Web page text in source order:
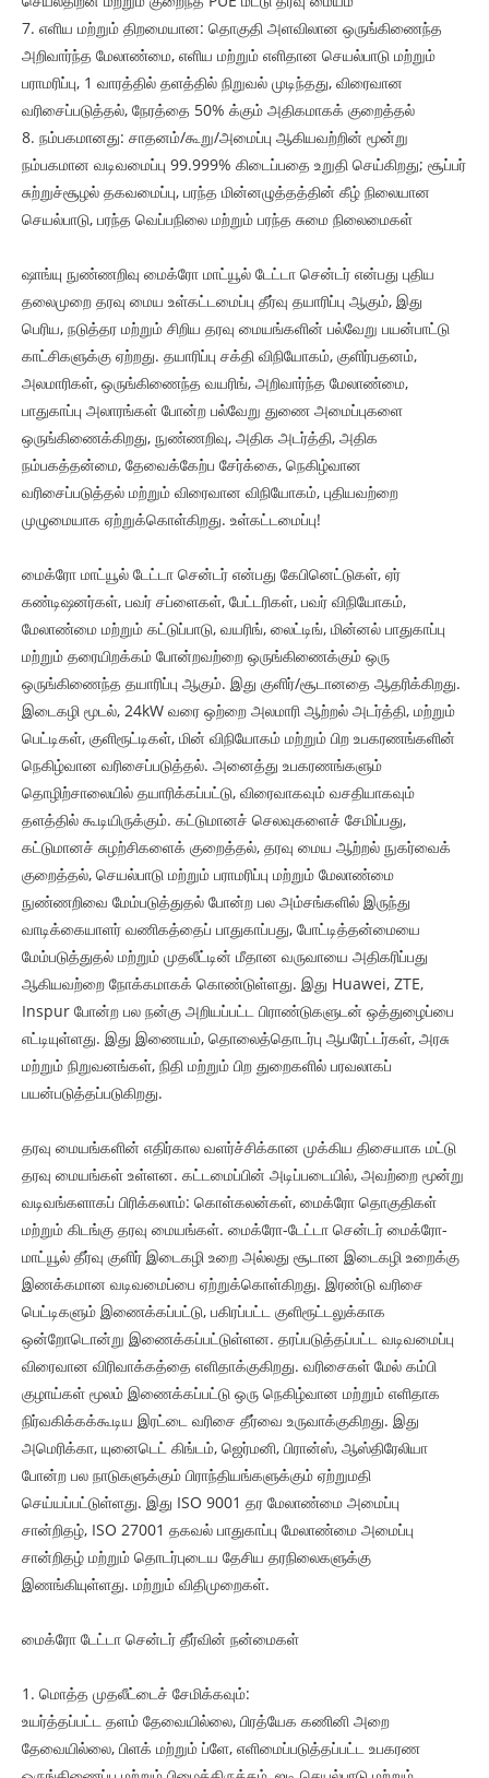
7. எளிய மற்றும் திறமையான: தொகுதி அளவிலான ஒருங்கிணைந்த
அறிவார்ந்த மேலாண்மை, எளிய மற்றும் எளிதான செயல்பாடு மற்றும்
பராமரிப்பு, 1 வாரத்தில் தளத்தில் நிறுவல் முடிந்தது, விரைவான
வரிசைப்படுத்தல், நேரத்தை 50% க்கும் அதிகமாகக் குறைத்தல்
8. நம்பகமானது: சாதனம்/கூறு/அமைப்பு ஆகியவற்றின் மூன்று
நம்பகமான வடிவமைப்பு 99.999% கிடைப்பதை உறுதி செய்கிறது; சூப்பர்
சுற்றுச்சூழல் தகவமைப்பு, பரந்த மின்னழுத்தத்தின் கீழ் நிலையான
செயல்பாடு, பரந்த வெப்பநிலை மற்றும் பரந்த சுமை நிலைமைகள்
ஷாங்யு நுண்ணறிவு மைக்ரோ மாட்யூல் டேட்டா சென்டர் என்பது புதிய
தலைமுறை தரவு மைய உள்கட்டமைப்பு தீர்வு தயாரிப்பு ஆகும், இது
பெரிய, நடுத்தர மற்றும் சிறிய தரவு மையங்களின் பல்வேறு பயன்பாட்டு
காட்சிகளுக்கு ஏற்றது. தயாரிப்பு சக்தி விநியோகம், குளிர்பதனம்,
அலமாரிகள், ஒருங்கிணைந்த வயரிங், அறிவார்ந்த மேலாண்மை,
பாதுகாப்பு அலாரங்கள் போன்ற பல்வேறு துணை அமைப்புகளை
ஒருங்கிணைக்கிறது, நுண்ணறிவு, அதிக அடர்த்தி, அதிக
நம்பகத்தன்மை, தேவைக்கேற்ப சேர்க்கை, நெகிழ்வான
வரிசைப்படுத்தல் மற்றும் விரைவான விநியோகம், புதியவற்றை
முழுமையாக ஏற்றுக்கொள்கிறது. உள்கட்டமைப்பு!
மைக்ரோ மாட்யூல் டேட்டா சென்டர் என்பது கேபினெட்டுகள், ஏர்
கண்டிஷனர்கள், பவர் சப்ளைகள், பேட்டரிகள், பவர் விநியோகம்,
மேலாண்மை மற்றும் கட்டுப்பாடு, வயரிங், லைட்டிங், மின்னல் பாதுகாப்பு
மற்றும் தரையிறக்கம் போன்றவற்றை ஒருங்கிணைக்கும் ஒரு
ஒருங்கிணைந்த தயாரிப்பு ஆகும். இது குளிர்/சூடானதை ஆதரிக்கிறது.
இடைகழி மூடல், 24kW வரை ஒற்றை அலமாரி ஆற்றல் அடர்த்தி, மற்றும்
பெட்டிகள், குளிரூட்டிகள், மின் விநியோகம் மற்றும் பிற உபகரணங்களின்
நெகிழ்வான வரிசைப்படுத்தல். அனைத்து உபகரணங்களும்
தொழிற்சாலையில் தயாரிக்கப்பட்டு, விரைவாகவும் வசதியாகவும்
தளத்தில் கூடியிருக்கும். கட்டுமானச் செலவுகளைச் சேமிப்பது,
கட்டுமானச் சுழற்சிகளைக் குறைத்தல், தரவு மைய ஆற்றல் நுகர்வைக்
குறைத்தல், செயல்பாடு மற்றும் பராமரிப்பு மற்றும் மேலாண்மை
நுண்ணறிவை மேம்படுத்துதல் போன்ற பல அம்சங்களில் இருந்து
வாடிக்கையாளர் வணிகத்தைப் பாதுகாப்பது, போட்டித்தன்மையை
மேம்படுத்துதல் மற்றும் முதலீட்டின் மீதான வருவாயை அதிகரிப்பது
ஆகியவற்றை நோக்கமாகக் கொண்டுள்ளது. இது Huawei, ZTE,
Inspur போன்ற பல நன்கு அறியப்பட்ட பிராண்டுகளுடன் ஒத்துழைப்பை
எட்டியுள்ளது. இது இணையம், தொலைத்தொடர்பு ஆபரேட்டர்கள், அரசு
மற்றும் நிறுவனங்கள், நிதி மற்றும் பிற துறைகளில் பரவலாகப்
பயன்படுத்தப்படுகிறது.
தரவு மையங்களின் எதிர்கால வளர்ச்சிக்கான முக்கிய திசையாக மட்டு
தரவு மையங்கள் உள்ளன. கட்டமைப்பின் அடிப்படையில், அவற்றை மூன்று
வடிவங்களாகப் பிரிக்கலாம்: கொள்கலன்கள், மைக்ரோ தொகுதிகள்
மற்றும் கிடங்கு தரவு மையங்கள். மைக்ரோ-டேட்டா சென்டர் மைக்ரோ-
மாட்யூல் தீர்வு குளிர் இடைகழி உறை அல்லது சூடான இடைகழி உறைக்கு
இணக்கமான வடிவமைப்பை ஏற்றுக்கொள்கிறது. இரண்டு வரிசை
பெட்டிகளும் இணைக்கப்பட்டு, பகிரப்பட்ட குளிரூட்டலுக்காக
ஒன்றோடொன்று இணைக்கப்பட்டுள்ளன. தரப்படுத்தப்பட்ட வடிவமைப்பு
விரைவான விரிவாக்கத்தை எளிதாக்குகிறது. வரிசைகள் மேல் கம்பி
குழாய்கள் மூலம் இணைக்கப்பட்டு ஒரு நெகிழ்வான மற்றும் எளிதாக
நிர்வகிக்கக்கூடிய இரட்டை வரிசை தீர்வை உருவாக்குகிறது. இது
அமெரிக்கா, யுனைடெட் கிங்டம், ஜெர்மனி, பிரான்ஸ், ஆஸ்திரேலியா
போன்ற பல நாடுகளுக்கும் பிராந்தியங்களுக்கும் ஏற்றுமதி
செய்யப்பட்டுள்ளது. இது ISO 9001 தர மேலாண்மை அமைப்பு
சான்றிதழ், ISO 27001 தகவல் பாதுகாப்பு மேலாண்மை அமைப்பு
சான்றிதழ் மற்றும் தொடர்புடைய தேசிய தரநிலைகளுக்கு
இணங்கியுள்ளது. மற்றும் விதிமுறைகள்.
மைக்ரோ டேட்டா சென்டர் தீர்வின் நன்மைகள்
1. மொத்த முதலீட்டைச் சேமிக்கவும்:
உயர்த்தப்பட்ட தளம் தேவையில்லை, பிரத்யேக கணினி அறை
தேவையில்லை, பிளக் மற்றும் ப்ளே, எளிமைப்படுத்தப்பட்ட உபகரண